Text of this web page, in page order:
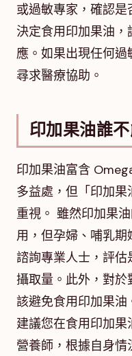
或過敏專家，確認
決定食用印加果油
應。如果出現任何
尋求醫療協助。
印加果油誰
印加果油富含
多益處，但「印加
重視。 雖然印加果
用，但孕婦、哺乳
諮詢專業人士，評
攝取量。此外，對
該避免食用印加果油
建議您在食用印加
營養師，根據自身